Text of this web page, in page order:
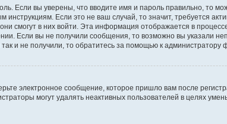
Если вы уверены, что вводите имя и пароль правильно, то
Если это не ваш случай, то значит, требуется
смогут в них войти. Эта информация отображается в
Если вы не получили сообщения, то возможно вы указали
и не получили, то обратитесь за помощью к администратору
электронное сообщение, которое пришло вам после
могут удалять неактивных пользователей в целях